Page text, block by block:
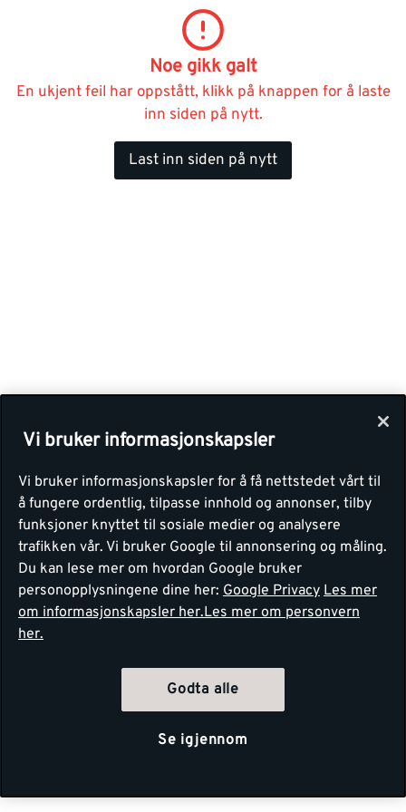
Noe gikk galt
En ukjent feil har oppstått, klikk på knappen for å laste
inn siden på nytt.
Last inn siden på nytt
Vi bruker informasjonskapsler
Vi bruker informasjonskapsler for å få nettstedet vårt til
å fungere ordentlig, tilpasse innhold og annonser, tilby
funksjoner knyttet til sosiale medier og analysere
trafikken vår. Vi bruker Google til annonsering og måling.
Du kan lese mer om hvordan Google bruker
personopplysningene dine her: Google Privacy Les mer
om informasjonskapsler her.Les mer om personvern
her.
Godta alle
Se igjennom